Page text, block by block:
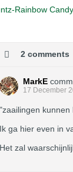
Rainbow Candy
2 comments
MarkE
17 December
"zaailingen
Ik ga hier even in
Het zal